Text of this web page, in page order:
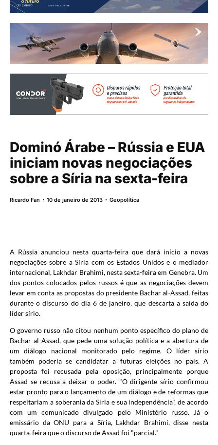
Dominó Árabe – Rússia e EUA
iniciam novas negociações
sobre a Síria na sexta-feira
Ricardo Fan 10 de janeiro de 2013 Geopolítica
A Rússia anunciou nesta quarta-feira que dará início a novas
negociações sobre a Síria com os Estados Unidos e o mediador
internacional, Lakhdar Brahimi, nesta sexta-feira em Genebra. Um
dos pontos colocados pelos russos é que as negociações devem
levar em conta as propostas do presidente Bachar al-Assad, feitas
durante o discurso do dia 6 de janeiro, que descarta a saída do
líder sírio.
O governo russo não citou nenhum ponto específico do plano de
Bachar al-Assad, que pede uma solução política e a abertura de
um diálogo nacional monitorado pelo regime. O líder sírio
também poderia se candidatar a futuras eleições no país. A
proposta foi recusada pela oposição, principalmente porque
Assad se recusa a deixar o poder. "O dirigente sírio confirmou
estar pronto para o lançamento de um diálogo e de reformas que
respeitariam a soberania da Síria e sua independência", de acordo
com um comunicado divulgado pelo Ministério russo. Já o
emissário da ONU para a Síria, Lakhdar Brahimi, disse nesta
quarta-feira que o discurso de Assad foi "parcial."